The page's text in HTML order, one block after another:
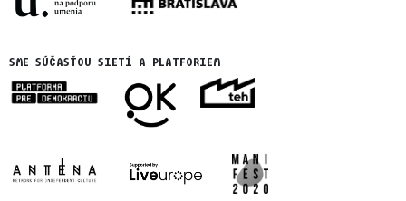
SME SÚČASŤOU SIETÍ A PLATFORIEM